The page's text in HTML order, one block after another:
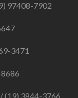
97408-7902
3471
/(19) 3844-3766